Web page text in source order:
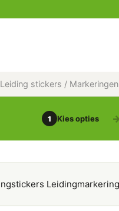
Leiding stickers / Markeringen
1 Kies opties